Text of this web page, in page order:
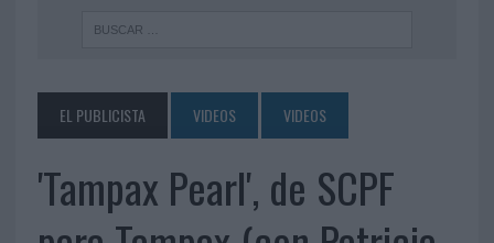
EL PUBLICISTA VIDEOS VIDEOS
'Tampax Pearl', de SCPF